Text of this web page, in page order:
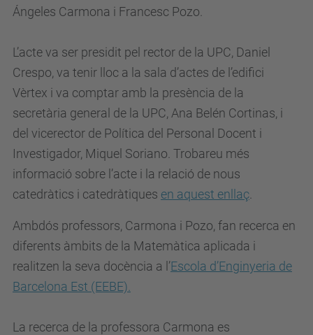
Ángeles Carmona i Francesc Pozo.
L’acte va ser presidit pel rector de la UPC, Daniel
Crespo, va tenir lloc a la sala d’actes de l’edifici
Vèrtex i va comptar amb la presència de la
secretària general de la UPC, Ana Belén Cortinas, i
del vicerector de Política del Personal Docent i
Investigador, Miquel Soriano. Trobareu més
informació sobre l’acte i la relació de nous
catedràtics i catedràtiques en aquest enllaç
Ambdós professors, Carmona i Pozo, fan recerca en
diferents àmbits de la Matemàtica aplicada i
realitzen la seva docència a l’Escola d’Enginyeria de
Barcelona Est (EEBE).
La recerca de la professora Carmona es